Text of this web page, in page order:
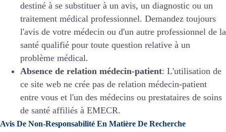
destiné à se substituer à un avis, un diagnostic ou un
traitement médical professionnel. Demandez toujours
l'avis de votre médecin ou d'un autre professionnel de la
santé qualifié pour toute question relative à un
problème médical.
Absence de relation médecin-patient: L'utilisation de
ce site web ne crée pas de relation médecin-patient
entre vous et l'un des médecins ou prestataires de soins
de santé affiliés à EMECR.
Avis De Non-Responsabilité En Matière De Recherche